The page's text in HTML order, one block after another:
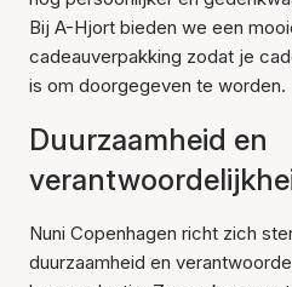
Bij A-Hjort bieden we een
cadeauverpakking zodat je
is om doorgegeven te worden.
Duurzaamheid en
Nuni Copenhagen richt zich
duurzaamheid en